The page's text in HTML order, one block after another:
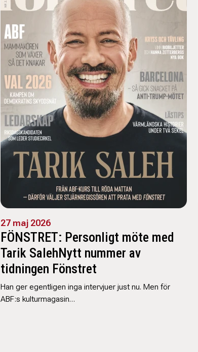
27 maj 2026
FÖNSTRET: Personligt möte med
Tarik SalehNytt nummer av
tidningen Fönstret
Han ger egentligen inga intervjuer just nu. Men för
ABF:s kulturmagasin…